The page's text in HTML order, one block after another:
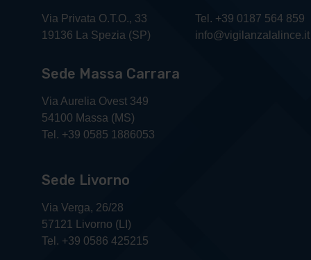
Via Privata O.T.O., 33
19136 La Spezia (SP)
Tel. +39 0187 564 859
info@vigilanzalalince.it
Sede Massa Carrara
Via Aurelia Ovest 349
54100 Massa (MS)
Tel. +39 0585 1886053
Sede Livorno
Via Verga, 26/28
57121 Livorno (LI)
Tel. +39 0586 425215